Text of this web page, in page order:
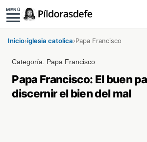
MENÚ
Inicio›iglesia catolica›Papa Francisco
Categoría: Papa Francisco
Papa Francisco: El buen
discernir el bien del mal